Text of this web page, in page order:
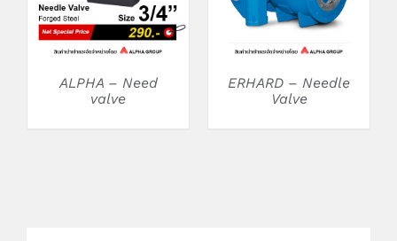
ALPHA – Need
valve
ERHARD – Needle
Valve